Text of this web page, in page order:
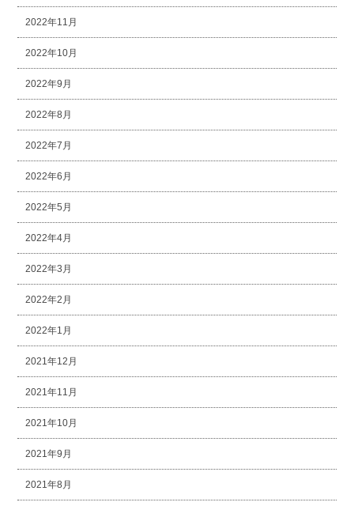
2022年11月
2022年10月
2022年9月
2022年8月
2022年7月
2022年6月
2022年5月
2022年4月
2022年3月
2022年2月
2022年1月
2021年12月
2021年11月
2021年10月
2021年9月
2021年8月